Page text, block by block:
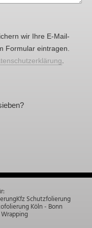
wir Ihre E-Mail-
Formular eintragen.
.
Kfz Schutzfolierung
Köln - Bonn